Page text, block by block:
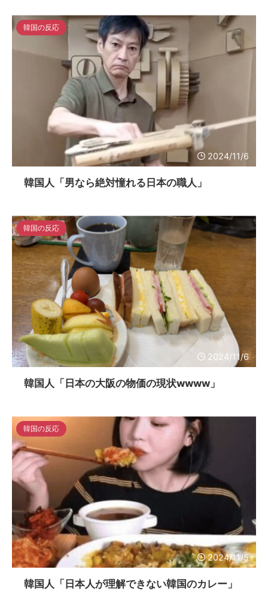
2024/11/6
韓国の反応
韓国人「男なら絶対憧れる日本の職人」
2024/11/6
韓国の反応
韓国人「日本の大阪の物価の現状wwww」
2024/11/5
韓国の反応
韓国人「日本人が理解できない韓国のカレー」